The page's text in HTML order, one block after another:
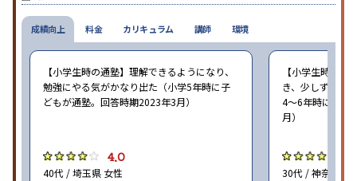
成績向上
【小学生時の通塾】理解できるようになり、
勉強にやる気がかなり出た（小学5年時に子
どもが通塾。回答時期2023年3月）
4.0
40代 / 埼玉県 女性
【小学生時の通
き、少しずつ成
4〜6年時に子ど
月）
30代 / 神奈川県
料金 カリキュラム 講師 環境